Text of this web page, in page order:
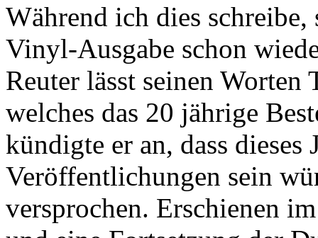
Während ich dies
Vinyl-Ausgabe schon
Reuter lässt seinen Worten
welches das 20 jährige
kündigte er an, dass dieses
Veröffentlichungen sein
versprochen. Erschienen